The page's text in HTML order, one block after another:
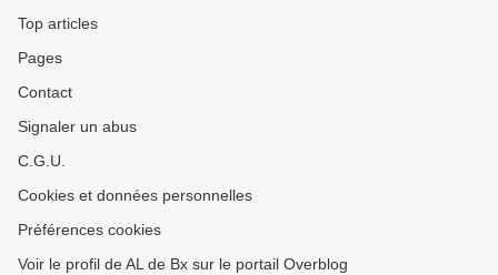
Top articles
Pages
Contact
Signaler un abus
C.G.U.
Cookies et données personnelles
Préférences cookies
Voir le profil de AL de Bx sur le portail Overblog